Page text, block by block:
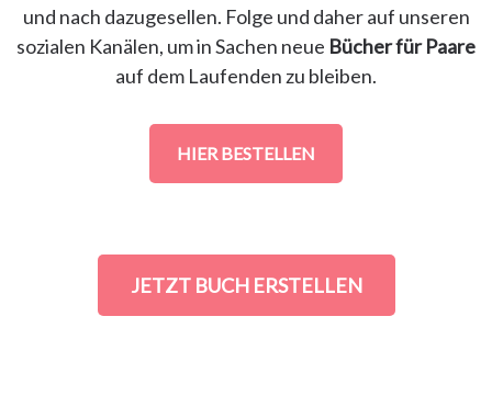
und nach dazugesellen. Folge und daher auf unseren
sozialen Kanälen, um in Sachen neue Bücher für Paare
auf dem Laufenden zu bleiben.
HIER BESTELLEN
JETZT BUCH ERSTELLEN